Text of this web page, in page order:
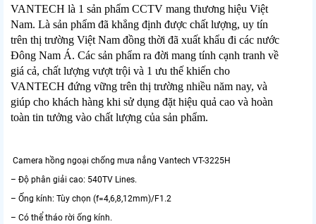
VANTECH là 1 sản phẩm CCTV mang thương hiệu Việt
Nam. Là sản phẩm đã khẳng định được chất lượng, uy tín
trên thị trường Việt Nam đồng thời đã xuất khẩu đi các nước
Đông Nam Á. Các sản phẩm ra đời mang tính cạnh tranh về
giá cả, chất lượng vượt trội và 1 ưu thế khiến cho
VANTECH đứng vững trên thị trường nhiều năm nay, và
giúp cho khách hàng khi sử dụng đặt hiệu quả cao và hoàn
toàn tin tưởng vào chất lượng của sản phẩm.
Camera hồng ngoại chống mưa nắng Vantech VT-3225H
– Độ phân giải cao: 540TV Lines.
– Ống kính: Tùy chọn (f=4,6,8,12mm)/F1.2
– Có thể tháo rời ống kính.